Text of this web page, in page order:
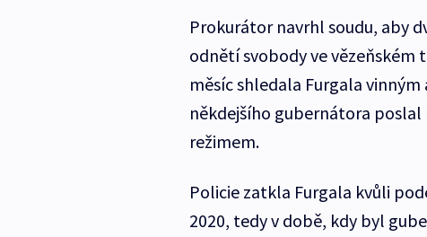
Prokurátor navrhl soudu, aby
odnětí svobody ve
měsíc shledala Furgala
někdejšího gubernátora
režimem.
Policie zatkla Furgala kvůli
2020, tedy v době, kdy byl